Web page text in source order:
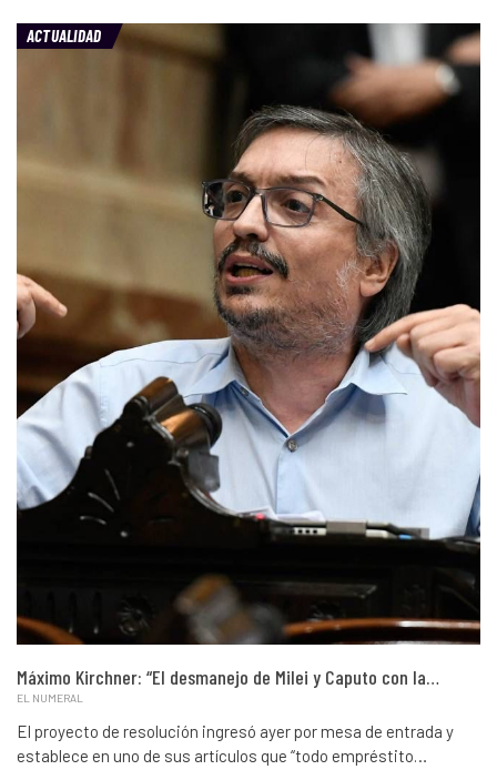
ACTUALIDAD
Máximo Kirchner: “El desmanejo de Milei y Caputo con la…
EL NUMERAL
El proyecto de resolución ingresó ayer por mesa de entrada y
establece en uno de sus artículos que “todo empréstito…